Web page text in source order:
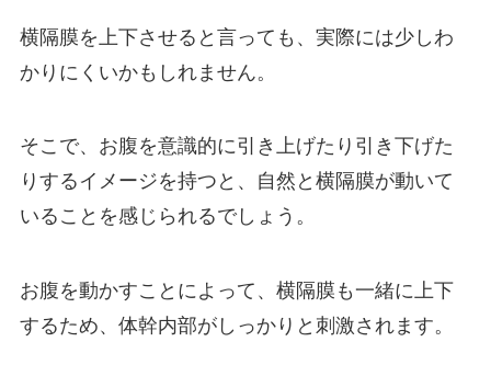
横隔膜を上下させると言っても、実際には少しわ
かりにくいかもしれません。
そこで、お腹を意識的に引き上げたり引き下げた
りするイメージを持つと、自然と横隔膜が動いて
いることを感じられるでしょう。
お腹を動かすことによって、横隔膜も一緒に上下
するため、体幹内部がしっかりと刺激されます。